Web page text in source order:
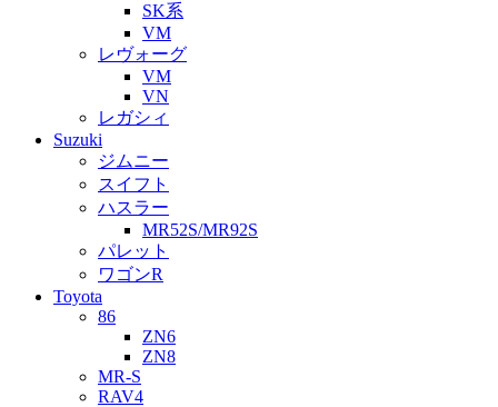
SK系
VM
レヴォーグ
VM
VN
レガシィ
Suzuki
ジムニー
スイフト
ハスラー
MR52S/MR92S
パレット
ワゴンR
Toyota
86
ZN6
ZN8
MR-S
RAV4